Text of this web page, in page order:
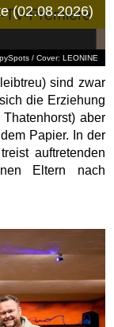
/ Cover: LEONINE
(02.08.2026)
sind zwar
die Erziehung
aber
Papier. In der
auftretenden
Eltern nach